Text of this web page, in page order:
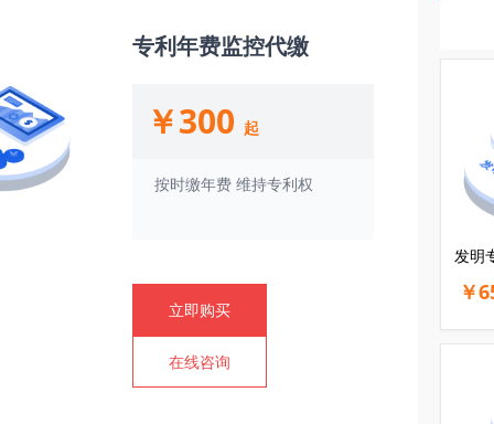
专利年费监控代缴
￥300 起
按时缴年费 维持专利权
立即购买
在线咨询
发明
￥